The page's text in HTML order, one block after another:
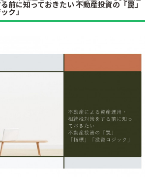
前に知っておきたい 不動産投資の「罠」
ク」